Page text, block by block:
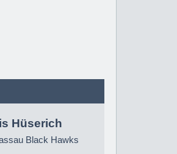
Hüserich
Black Hawks